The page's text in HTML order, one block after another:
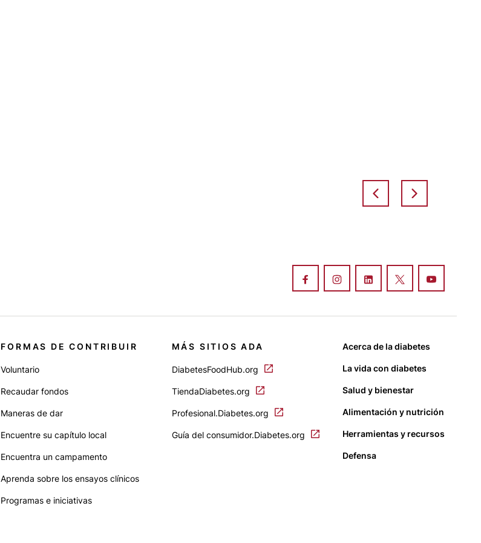
FORMAS DE CONTRIBUIR
Voluntario
Recaudar fondos
Maneras de dar
Encuentre su capítulo local
Encuentra un campamento
Aprenda sobre los ensayos clínicos
Programas e iniciativas
MÁS SITIOS ADA
DiabetesFoodHub.org
TiendaDiabetes.org
Profesional.Diabetes.org
Guía del consumidor.Diabetes.org
Acerca de la diabetes
La vida con diabetes
Salud y bienestar
Alimentación y nutrición
Herramientas y recursos
Defensa